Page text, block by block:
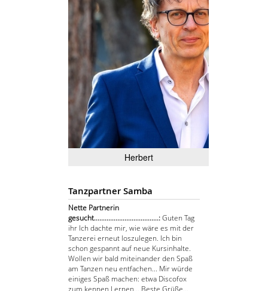
Herbert
Tanzpartner Samba
Nette Partnerin
gesucht....................................:Guten Tag
ihr Ich dachte mir, wie wäre es mit der
Tanzerei erneut loszulegen. Ich bin
schon gespannt auf neue Kursinhalte.
Wollen wir bald miteinander den Spaß
am Tanzen neu entfachen... Mir würde
einiges Spaß machen: etwa Discofox